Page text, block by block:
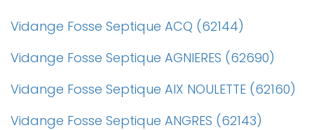
Vidange Fosse Septique ACQ (62144)
Vidange Fosse Septique AGNIERES (62690)
Vidange Fosse Septique AIX NOULETTE (62160)
Vidange Fosse Septique ANGRES (62143)